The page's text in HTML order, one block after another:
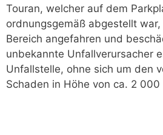
Touran, welcher auf dem
ordnungsgemäß abgestellt
Bereich angefahren und
unbekannte Unfallverursacher
Unfallstelle, ohne sich um den
Schaden in Höhe von ca. 2 000